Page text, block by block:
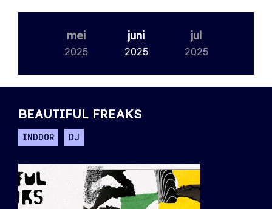
mei
2025
juni
2025
jul
2025
BEAUTIFUL FREAKS
INDOOR DJ